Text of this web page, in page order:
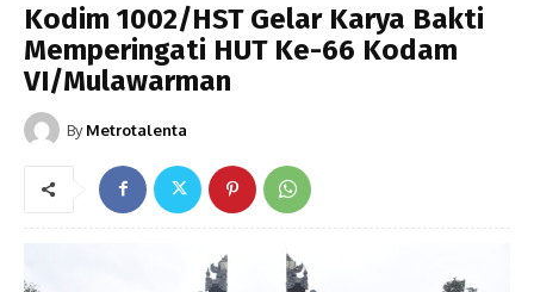
Kodim 1002/HST Gelar Karya Bakti
Memperingati HUT Ke-66 Kodam
VI/Mulawarman
By Metrotalenta